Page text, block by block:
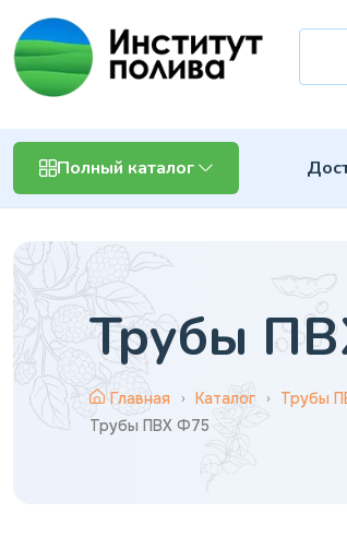
Полный каталог
Трубы
Главная Каталог
Трубы
Трубы ПВХ Ф75